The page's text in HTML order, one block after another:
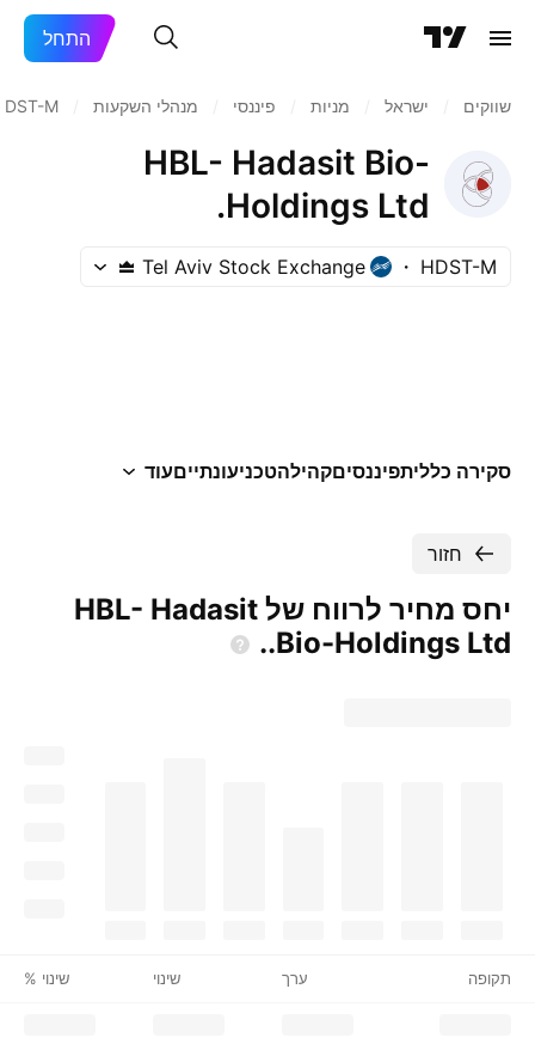
התחל
שווקים ישראל מניות‏ פיננסי מנהלי השקעות M
HBL- Hadasit Bio-
Holdings Ltd.
HDST-M
Tel Aviv Stock Exchange
סקירה כלליתפיננסיםקהילהטכניעונתייםעוד
חזור
יחס מחיר לרווח של HBL- Hadasit
Bio-Holdings Ltd..
תקופה ערך שינוי שינוי %